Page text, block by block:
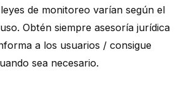
de monitoreo varían según el
Obtén siempre asesoría jurídica
a los usuarios / consigue
sea necesario.